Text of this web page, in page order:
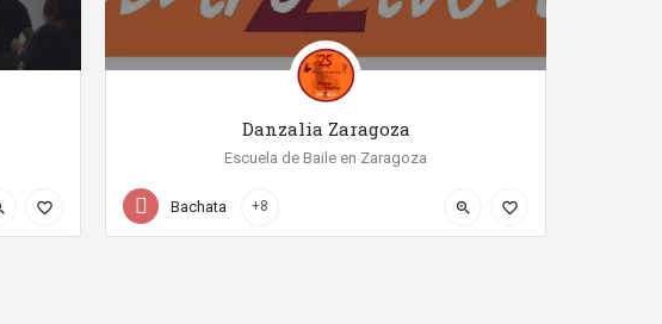
favorite_border
Danzalia Zaragoza
Escuela de Baile en Zaragoza
Bachata +8 zoom_in favorite_border